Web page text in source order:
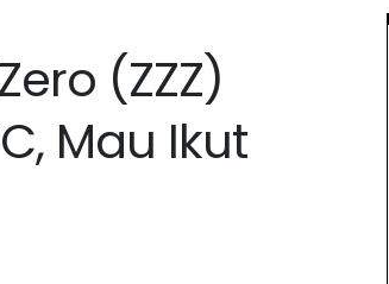
(ZZZ)
Mau Ikut